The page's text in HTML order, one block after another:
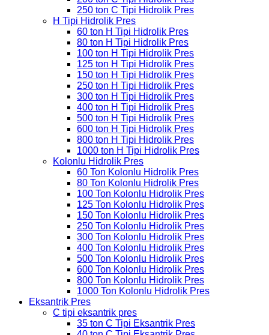
250 ton C Tipi Hidrolik Pres
H Tipi Hidrolik Pres
60 ton H Tipi Hidrolik Pres
80 ton H Tipi Hidrolik Pres
100 ton H Tipi Hidrolik Pres
125 ton H Tipi Hidrolik Pres
150 ton H Tipi Hidrolik Pres
250 ton H Tipi Hidrolik Pres
300 ton H Tipi Hidrolik Pres
400 ton H Tipi Hidrolik Pres
500 ton H Tipi Hidrolik Pres
600 ton H Tipi Hidrolik Pres
800 ton H Tipi Hidrolik Pres
1000 ton H Tipi Hidrolik Pres
Kolonlu Hidrolik Pres
60 Ton Kolonlu Hidrolik Pres
80 Ton Kolonlu Hidrolik Pres
100 Ton Kolonlu Hidrolik Pres
125 Ton Kolonlu Hidrolik Pres
150 Ton Kolonlu Hidrolik Pres
250 Ton Kolonlu Hidrolik Pres
300 Ton Kolonlu Hidrolik Pres
400 Ton Kolonlu Hidrolik Pres
500 Ton Kolonlu Hidrolik Pres
600 Ton Kolonlu Hidrolik Pres
800 Ton Kolonlu Hidrolik Pres
1000 Ton Kolonlu Hidrolik Pres
Eksantrik Pres
C tipi eksantrik pres
35 ton C Tipi Eksantrik Pres